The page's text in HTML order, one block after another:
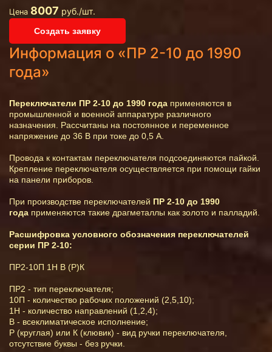
Цена 8007 руб./шт.
Создать заявку
Информация о «ПР 2-10 до 1990
года»
Переключатели ПР 2-10 до 1990 года применяются в
промышленной и военной аппаратуре различного
назначения. Рассчитаны на постоянное и переменное
напряжение до 36 В при токе до 0,5 А.
Провода к контактам переключателя подсоединяются пайкой.
Крепление переключателя осуществляется при помощи гайки
на панели приборов.
При производстве переключателей ПР 2-10 до 1990
года применяются такие драгметаллы как золото и палладий.
Расшифровка условного обозначения переключателей
серии ПР 2-10:
ПР2-10П 1Н В (Р)К
ПР2 - тип переключателя;
10П - количество рабочих положений (2,5,10);
1Н - количество направлений (1,2,4);
В - всеклиматическое исполнение;
Р (круглая) или К (клювик) - вид ручки переключателя,
отсутствие буквы - без ручки.